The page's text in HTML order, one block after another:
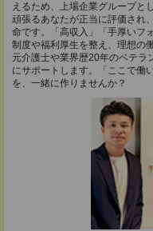
えるため、上場企業グループと
頑張るあなたが正当に評価され
命です。「高収入」「手厚いフ
制度や福利厚生を整え、理想の
元介護士や業界歴20年のベテラ
にサポートします。「ここで働
を、一緒に作りませんか？